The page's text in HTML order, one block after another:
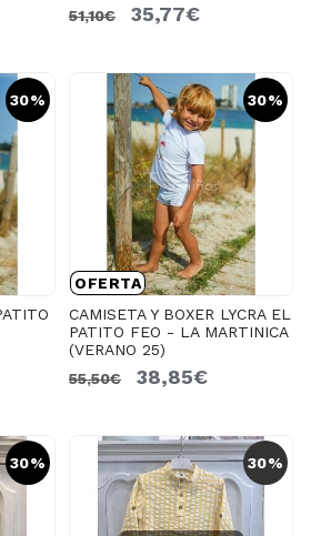
51,10€
35,77€
30% 30%
OFERTA
CAMISETA Y BOXER LYCRA EL
PATITO FEO - LA MARTINICA
(VERANO 25)
55,50€
38,85€
30% 30%